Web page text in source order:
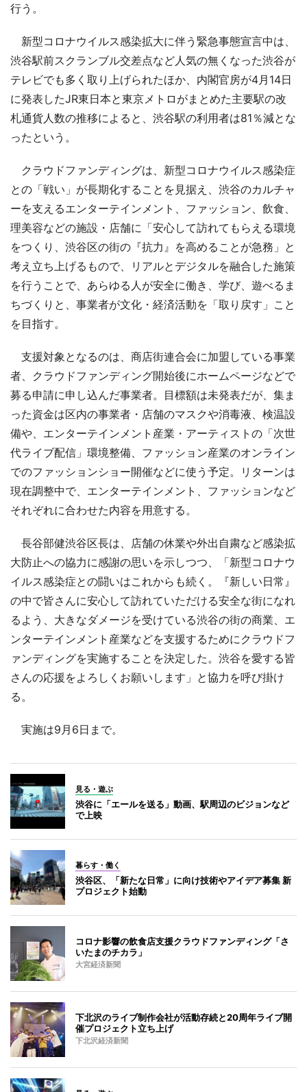
行う。
新型コロナウイルス感染拡大に伴う緊急事態宣言中は、
渋谷駅前スクランブル交差点など人気の無くなった渋谷が
テレビでも多く取り上げられたほか、内閣官房が4月14日
に発表したJR東日本と東京メトロがまとめた主要駅の改
札通貨人数の推移によると、渋谷駅の利用者は81％減とな
ったという。
クラウドファンディングは、新型コロナウイルス感染症
との「戦い」が長期化することを見据え、渋谷のカルチャ
ーを支えるエンターテインメント、ファッション、飲食、
理美容などの施設・店舗に「安心して訪れてもらえる環境
をつくり、渋谷区の街の『抗力』を高めることが急務」と
考え立ち上げるもので、リアルとデジタルを融合した施策
を行うことで、あらゆる人が安全に働き、学び、遊べるま
ちづくりと、事業者が文化・経済活動を「取り戻す」こと
を目指す。
支援対象となるのは、商店街連合会に加盟している事業
者、クラウドファンディング開始後にホームページなどで
募る申請に申し込んだ事業者。目標額は未発表だが、集ま
った資金は区内の事業者・店舗のマスクや消毒液、検温設
備や、エンターテインメント産業・アーティストの「次世
代ライブ配信」環境整備、ファッション産業のオンライン
でのファッションショー開催などに使う予定。リターンは
現在調整中で、エンターテインメント、ファッションなど
それぞれに合わせた内容を用意する。
長谷部健渋谷区長は、店舗の休業や外出自粛など感染拡
大防止への協力に感謝の思いを示しつつ、「新型コロナウ
イルス感染症との闘いはこれからも続く。『新しい日常』
の中で皆さんに安心して訪れていただける安全な街になれ
るよう、大きなダメージを受けている渋谷の街の商業、エ
ンターテインメント産業などを支援するためにクラウドフ
ァンディングを実施することを決定した。渋谷を愛する皆
さんの応援をよろしくお願いします」と協力を呼び掛け
る。
実施は9月6日まで。
見る・遊ぶ
渋谷に「エールを送る」動画、駅周辺のビジョンなど
で上映
暮らす・働く
渋谷区、「新たな日常」に向け技術やアイデア募集 新
プロジェクト始動
コロナ影響の飲食店支援クラウドファンディング「さ
いたまのチカラ」
大宮経済新聞
下北沢のライブ制作会社が活動存続と20周年ライブ開
催プロジェクト立ち上げ
下北沢経済新聞